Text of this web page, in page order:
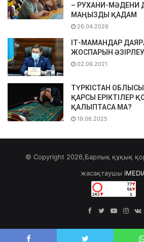
– РУХАНИ-МӘДЕНИ
МАҢЫЗДЫ ҚАДАМ
26.04.2026
ІТ-МАМАНДАР
ЖОСПАРЫН
02.09.2021
ТҮРКІСТАН
ҚАРСЫ ЕРІКТІЛЕР
ҚАЛЫПТАСА МА?
19.06.2025
© Copyright 2026,Барлық құқық
жасақтаушы
FacebookTwitterYouTube